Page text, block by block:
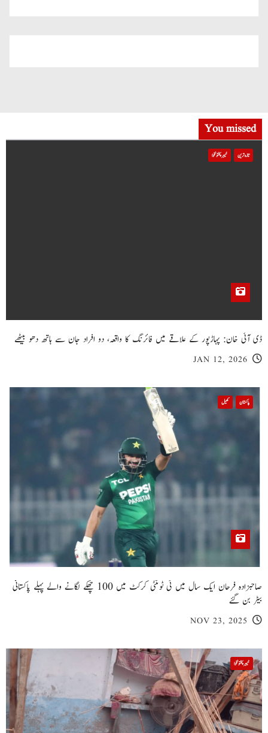
You missed
تازہ ترین خیبر پختونخوا
ڈی آئی خان: پہاڑپور کے علاقے میں فائرنگ کا واقعہ، دو افراد جان سے ہاتھ دھو بیٹھے
JAN 12, 2026
پاکستان کھیل
صاحبزادہ فرحان ایک سال میں ٹی ٹوئنٹی کرکٹ میں 100 چھکے لگانے والے پہلے پاکستانی
بیٹر بن گئے
NOV 23, 2025
خیبر پختونخوا